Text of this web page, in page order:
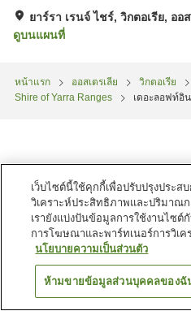
ยาร์รา เรนจ์ ไชร์, วิกตอเรีย, ออ
ดูบนแผนที่
หน้าแรก ออสเตรเลีย วิกตอเรีย
Shire of Yarra Ranges
เดอะลอฟท์อิ
ค้นหาห้
เว็บไซต์นี้ใช้คุกกี้เพื่อปรับปรุงประส
วิเคราะห์ประสิทธิภาพและปริมาณก
เรายังแบ่งปันข้อมูลการใช้งานไซต์
การโฆษณาและพาร์ทเนอร์การวิเค
นโยบายความเป็นส่วนตัว
ห้ามขายข้อมูลส่วนบุคคลของฉั